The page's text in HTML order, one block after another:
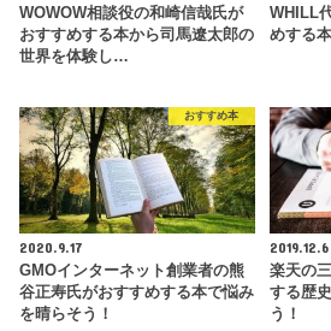
WOWOW相談役の和崎信哉氏が
おすすめする本から司馬遼太郎の
世界を体験し…
WHILL
めする
おすすめ本
2020.9.17
GMOインターネット創業者の熊
谷正寿氏がおすすめする本で悩み
を晴らそう！
2019.12.6
楽天の
する歴
う！